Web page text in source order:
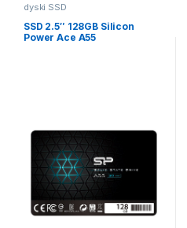
dyski SSD
SSD 2.5″ 128GB Silicon
Power Ace A55